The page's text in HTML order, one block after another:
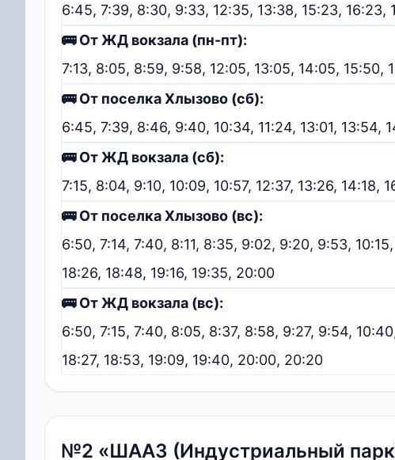
6:45, 7:39, 8:30, 9:33, 12:35, 13:38, 15:23, 16:23,
🚌 От ЖД вокзала (пн-пт):
7:13, 8:05, 8:59, 9:58, 12:05, 13:05, 14:05, 15:50,
🚌 От поселка Хлызово (сб):
6:45, 7:39, 8:46, 9:40, 10:34, 11:24, 13:01, 13:54,
🚌 От ЖД вокзала (сб):
7:15, 8:04, 9:10, 10:09, 10:57, 12:37, 13:26, 14:18,
🚌 От поселка Хлызово (вс):
6:50, 7:14, 7:40, 8:11, 8:35, 9:02, 9:20, 9:53,
18:26, 18:48, 19:16, 19:35, 20:00
🚌 От ЖД вокзала (вс):
6:50, 7:15, 7:40, 8:05, 8:37, 8:58, 9:27, 9:54,
18:27, 18:53, 19:09, 19:40, 20:00, 20:20
№2 «ШААЗ (Индустриальный